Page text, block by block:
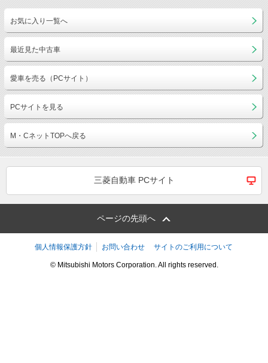
お気に入り一覧へ
最近見た中古車
愛車を売る（PCサイト）
PCサイトを見る
M・CネットTOPへ戻る
三菱自動車 PCサイト
ページの先頭へ
個人情報保護方針 お問い合わせ サイトのご利用について
© Mitsubishi Motors Corporation. All rights reserved.